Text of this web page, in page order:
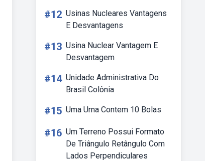
#12 Usinas Nucleares Vantagens
E Desvantagens
#13 Usina Nuclear Vantagem E
Desvantagem
#14 Unidade Administrativa Do
Brasil Colônia
#15 Uma Urna Contem 10 Bolas
#16 Um Terreno Possui Formato
De Triângulo Retângulo Com
Lados Perpendiculares